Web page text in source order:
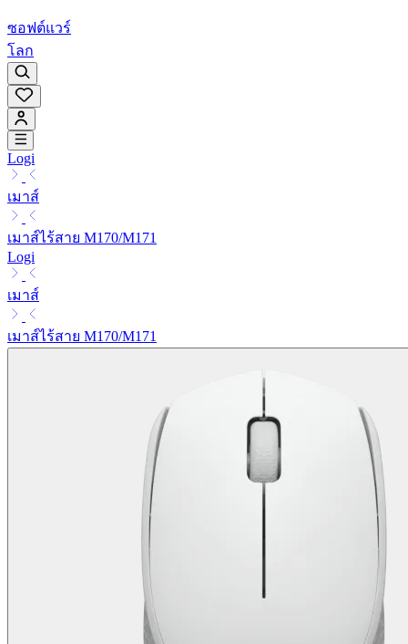
ซอฟต์แวร์
โลก
Logi
เมาส์
เมาส์ไร้สาย M170/M171
Logi
เมาส์
เมาส์ไร้สาย M170/M171